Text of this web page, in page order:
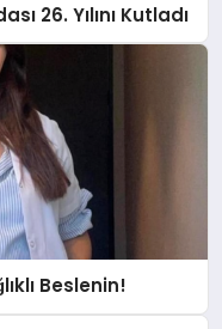
26. Yılını Kutladı
Beslenin!